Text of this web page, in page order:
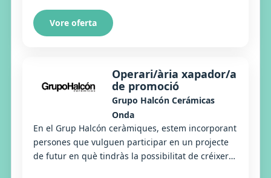
Vore oferta
Operari/ària xapador/a
de promoció
Grupo Halcón Cerámicas
Onda
En el Grup Halcón ceràmiques, estem incorporant
persones que vulguen participar en un projecte
de futur en què tindràs la possibilitat de créixer